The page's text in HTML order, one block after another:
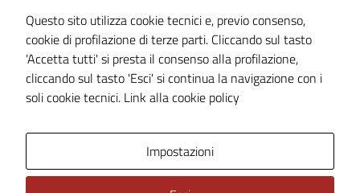
Note legali
Dichiarazione di accessibilità
Obiettivi di accessibilità
Piano di miglioramento del sito
Questo sito utilizza cookie tecnici e, previo consenso,
cookie di profilazione di terze parti. Cliccando sul tasto
'Accetta tutti' si presta il consenso alla profilazione,
cliccando sul tasto 'Esci' si continua la navigazione con i
soli cookie tecnici. Link alla cookie policy
Impostazioni